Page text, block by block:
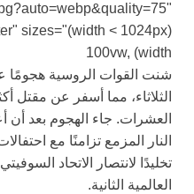
sizes="(width < 1024px)
100vw, (width
شنت القوات الروسية هجومًا
العشرات. جاء الهجوم بعد
تخليدًا لانتصار الاتحاد
العالمية الثانية.